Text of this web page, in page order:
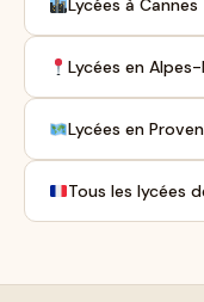
Lycées à Cannes
Lycées en
Lycées en
Tous les lycées